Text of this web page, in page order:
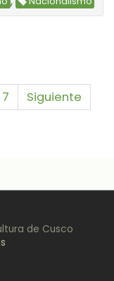
7
Siguiente
de Cusco